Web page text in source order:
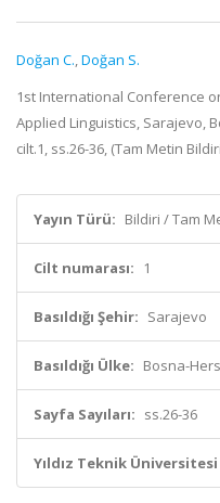
Doğan C.,Doğan S.
1st International Conference
Applied Linguistics, Sarajevo,
cilt.1, ss.26-36, (Tam Metin
Yayın Türü: Bildiri / Tam
Cilt numarası: 1
Basıldığı Şehir: Sarajevo
Basıldığı Ülke: Bosna-
Sayfa Sayıları: ss.26-36
Yıldız Teknik